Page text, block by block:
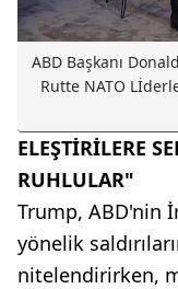
ABD Başkanı
Rutte NATO
ELEŞTİRİLERE
RUHLULAR"
Trump, ABD'nin
yönelik
nitelendirirken,